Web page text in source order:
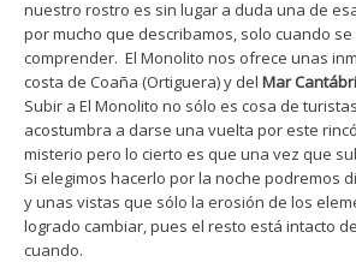
nuestro rostro es sin lugar a duda una de
por mucho que describamos, solo cuando
comprender. El Monolito nos ofrece unas
costa de Coaña (Ortiguera) y del Mar
Subir a El Monolito no sólo es cosa de
acostumbra a darse una vuelta por este
misterio pero lo cierto es que una vez que
Si elegimos hacerlo por la noche podremos
y unas vistas que sólo la erosión de los
logrado cambiar, pues el resto está intacto
cuando.